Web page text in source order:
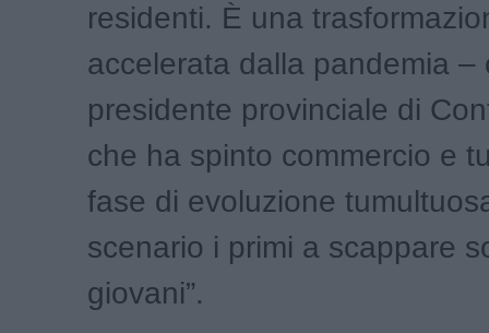
residenti. È una
accelerata dalla pandemia –
presidente provinciale di
che ha spinto commercio e
fase di evoluzione
scenario i primi a scappare
giovani”.